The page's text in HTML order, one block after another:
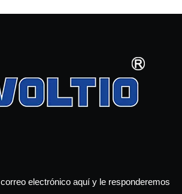
electrónico aquí y le responderemos